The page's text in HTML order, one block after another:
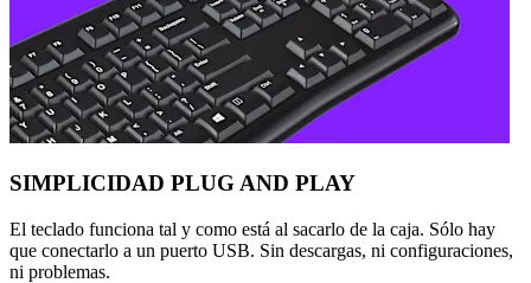
SIMPLICIDAD PLUG AND PLAY
El teclado funciona tal y como está al sacarlo de la caja. Sólo hay
que conectarlo a un puerto USB. Sin descargas, ni configuraciones,
ni problemas.